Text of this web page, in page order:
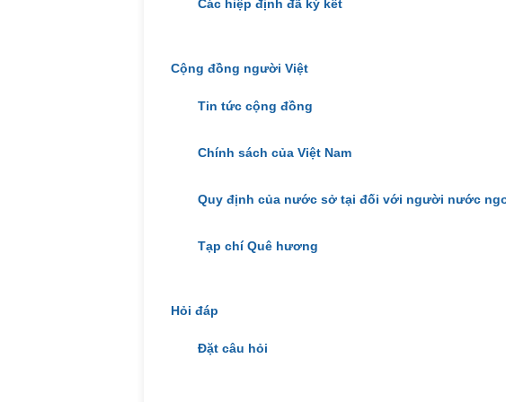
Các hiệp định đã ký kết
Cộng đồng người Việt
Tin tức cộng đồng
Chính sách của Việt Nam
Quy định của nước sở tại đối với người nước
Tạp chí Quê hương
Hỏi đáp
Đặt câu hỏi